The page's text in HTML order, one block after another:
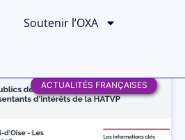
Soutenir l’OXA
ACTUALITÉS FRANÇAISES